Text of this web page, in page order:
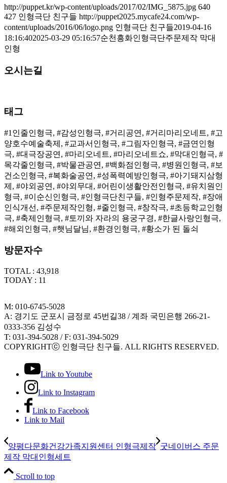
http://puppet.kr/wp-content/uploads/2017/02/IMG_5875.jpg 640
427 인형극단 친구들 http://puppet2025.mycafe24.com/wp-
content/uploads/2016/06/logo.png 인형극단 친구들2019-04-16
18:16:402025-03-29 05:16:57순천흥화인형극단주문제작 막대
인형
오시는길
태그
#1인줄인형극, #감성인형극, #거리공연, #거리마리오네트, #고
양호수예술축제, #교과서인형극, #그림자인형극, #금연인형
극, #대극장공연, #마리오네트, #마리오네트쇼, #막대인형극, #
목각줄인형극, #박물관공연, #백화점인형극, #병원인형극, #보
건소인형극, #복화술공연, #성폭력예방인형극, #아기돼지삼형
제, #야외공연, #야외무대, #어린이생활안전인형극, #유치원인
형극, #이순신인형극, #인형극단친구들, #인형주문제작, #장애
인식개선, #주문제작인형, #줄인형극, #창작극, #초등학교인형
극, #축제인형극, #토끼와 자라의 용궁구경, #한글사랑인형극,
#해외인형극, #햇님달님, #환경인형극, #황소가 된 돌쇠
방문자수
TOTAL : 43,918
TODAY : 11
M: 010-6745-5028
A: 경기도 군포시 금정로 45번길38 / 계좌 국민은행 266-21-
0333-356 김성수
T: 031-394-5028 / F: 031-394-5029
COPYRIGHTⓒ 인형극단 친구들. ALL RIGHTS RESERVED.
Link to Youtube
Link to Instagram
Link to Facebook
Link to Mail
양평다문화건강가족지원센터 인형극제작 굿네이버스 주문
제작 막대인형세트
Scroll to top